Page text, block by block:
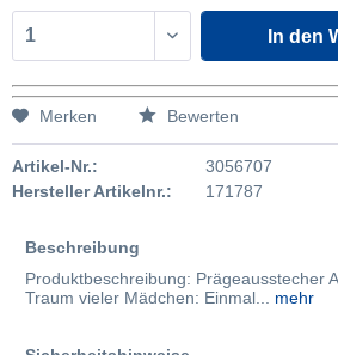
In den
Merken Bewerten
Artikel-Nr.:
3056707
Hersteller Artikelnr.:
171787
Beschreibung
Produktbeschreibung: Prägeausstecher
Traum vieler Mädchen: Einmal...
mehr